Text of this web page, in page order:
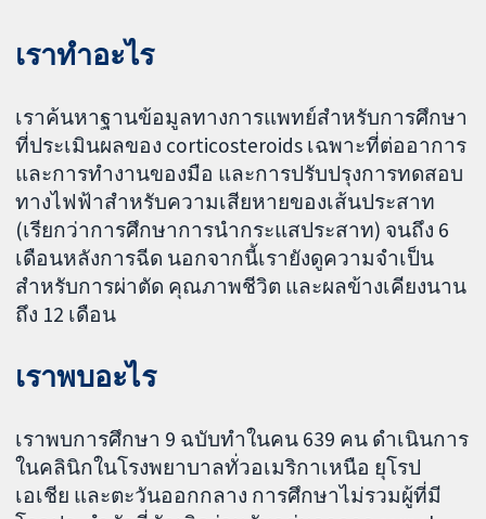
เราทำอะไร
เราค้นหาฐานข้อมูลทางการแพทย์สำหรับการศึกษา
ที่ประเมินผลของ corticosteroids เฉพาะที่ต่ออาการ
และการทำงานของมือ และการปรับปรุงการทดสอบ
ทางไฟฟ้าสำหรับความเสียหายของเส้นประสาท
(เรียกว่าการศึกษาการนำกระแสประสาท) จนถึง 6
เดือนหลังการฉีด นอกจากนี้เรายังดูความจำเป็น
สำหรับการผ่าตัด คุณภาพชีวิต และผลข้างเคียงนาน
ถึง 12 เดือน
เราพบอะไร
เราพบการศึกษา 9 ฉบับทำในคน 639 คน ดำเนินการ
ในคลินิกในโรงพยาบาลทั่วอเมริกาเหนือ ยุโรป
เอเชีย และตะวันออกกลาง การศึกษาไม่รวมผู้ที่มี